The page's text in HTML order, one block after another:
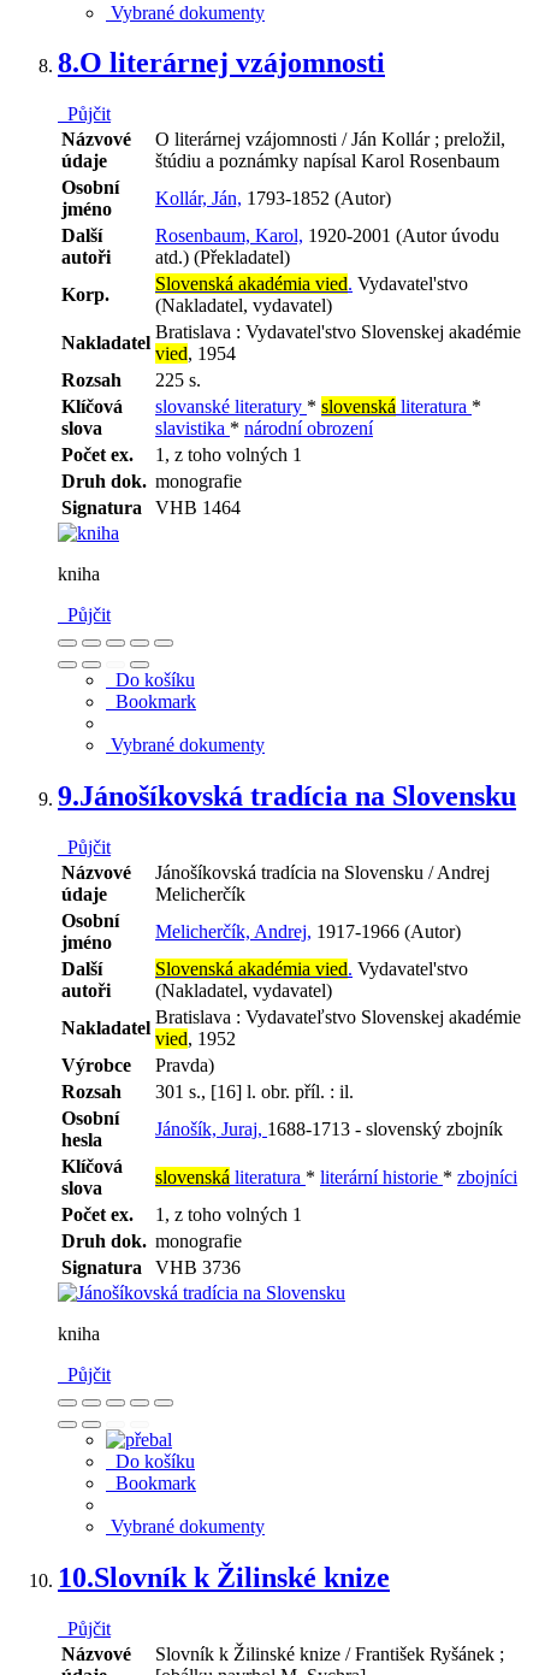
Vybrané dokumenty
8.O literárnej vzájomnosti
Půjčit
Názvové
údaje
O literárnej vzájomnosti / Ján Kollár ; preložil,
štúdiu a poznámky napísal Karol Rosenbaum
Osobní
jméno
Kollár, Ján, 1793-1852 (Autor)
Další
autoři
Rosenbaum, Karol, 1920-2001 (Autor úvodu
atd.) (Překladatel)
Korp.
Slovenská akadémia vied. Vydavatel'stvo
(Nakladatel, vydavatel)
Nakladatel
Bratislava : Vydavatel'stvo Slovenskej akadémie
vied, 1954
Rozsah
225 s.
Klíčová
slova
slovanské literatury * slovenská literatura *
slavistika * národní obrození
Počet ex.
1, z toho volných 1
Druh dok. monografie
Signatura
VHB 1464
kniha
Půjčit
Do košíku
Bookmark
Vybrané dokumenty
9.Jánošíkovská tradícia na Slovensku
Půjčit
Názvové
údaje
Jánošíkovská tradícia na Slovensku / Andrej
Melicherčík
Osobní
jméno
Melicherčík, Andrej, 1917-1966 (Autor)
Další
autoři
Slovenská akadémia vied. Vydavatel'stvo
(Nakladatel, vydavatel)
Nakladatel
Bratislava : Vydavateľstvo Slovenskej akadémie
vied, 1952
Výrobce
Pravda)
Rozsah
301 s., [16] l. obr. příl. : il.
Osobní
hesla
Jánošík, Juraj, 1688-1713 - slovenský zbojník
Klíčová
slova
slovenská literatura * literární historie * zbojníci
Počet ex.
1, z toho volných 1
Druh dok. monografie
Signatura
VHB 3736
kniha
Půjčit
Do košíku
Bookmark
Vybrané dokumenty
10.Slovník k Žilinské knize
Půjčit
Názvové
Slovník k Žilinské knize / František Ryšánek ;